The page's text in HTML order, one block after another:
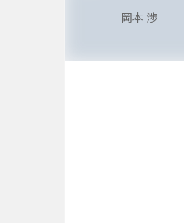
サービス
ウェ
シ
ト
岡本 渉